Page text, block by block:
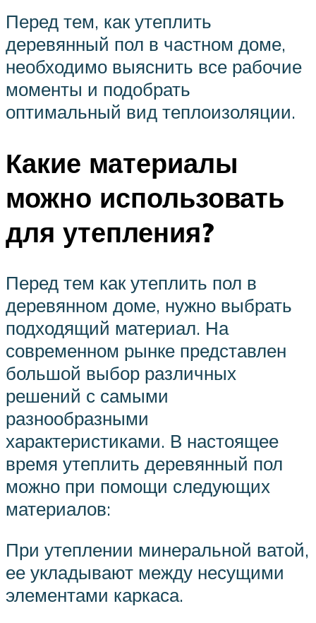
Перед тем, как утеплить
деревянный пол в частном доме,
необходимо выяснить все рабочие
моменты и подобрать
оптимальный вид теплоизоляции.
Какие материалы
можно использовать
для утепления?
Перед тем как утеплить пол в
деревянном доме, нужно выбрать
подходящий материал. На
современном рынке представлен
большой выбор различных
решений с самыми
разнообразными
характеристиками. В настоящее
время утеплить деревянный пол
можно при помощи следующих
материалов:
При утеплении минеральной ватой,
ее укладывают между несущими
элементами каркаса.